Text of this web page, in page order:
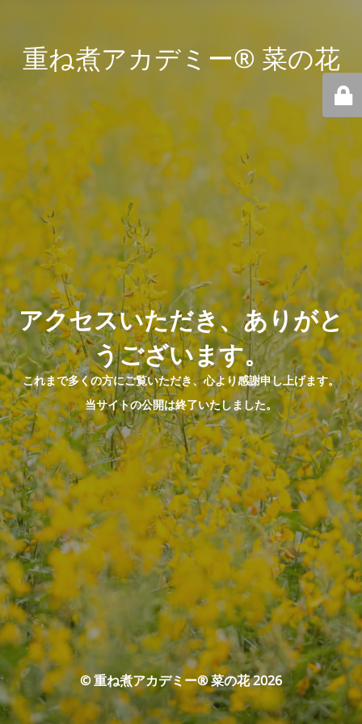
重ね煮アカデミー® 菜の花
アクセスいただき、ありがと
うございます。
これまで多くの方にご覧いただき、心より感謝申し上げます。
当サイトの公開は終了いたしました。
© 重ね煮アカデミー® 菜の花 2026